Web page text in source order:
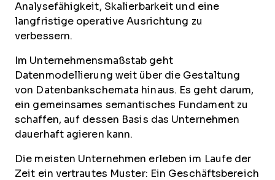
Analysefähigkeit, Skalierbarkeit und eine
langfristige operative Ausrichtung zu
verbessern.
Im Unternehmensmaßstab geht
Datenmodellierung weit über die Gestaltung
von Datenbankschemata hinaus. Es geht darum,
ein gemeinsames semantisches Fundament zu
schaffen, auf dessen Basis das Unternehmen
dauerhaft agieren kann.
Die meisten Unternehmen erleben im Laufe der
Zeit ein vertrautes Muster: Ein Geschäftsbereich